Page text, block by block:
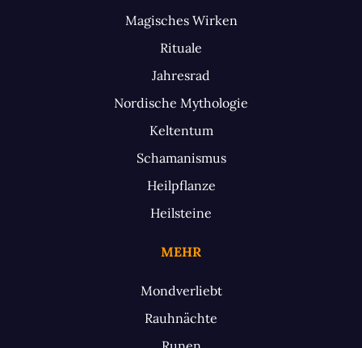
Magisches Wirken
Rituale
Jahresrad
Nordische Mythologie
Keltentum
Schamanismus
Heilpflanze
Heilsteine
MEHR
Mondverliebt
Rauhnächte